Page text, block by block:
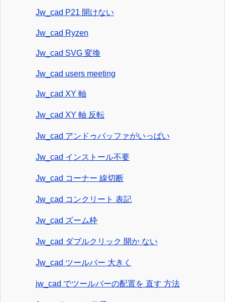
Jw_cad P21 開けない
Jw_cad Ryzen
Jw_cad SVG 変換
Jw_cad users meeting
Jw_cad XY 軸
Jw_cad XY 軸 反転
Jw_cad アンドゥバッファがいっぱい
Jw_cad インストール不要
Jw_cad コーナー 線切断
Jw_cad コンクリート 表記
Jw_cad ズーム枠
Jw_cad ダブルクリック 開か ない
Jw_cad ツールバー 大きく
jw_cad でツールバーの配置を 直す 方法